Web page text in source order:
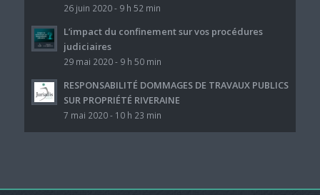
26 juin 2020 - 9 h 52 min
L’impact du confinement sur vos procédures
judiciaires
29 mai 2020 - 9 h 50 min
RESPONSABILITÉ DOMMAGES DE TRAVAUX PUBLICS
SUR PROPRIÉTÉ RIVERAINE
7 mai 2020 - 10 h 23 min